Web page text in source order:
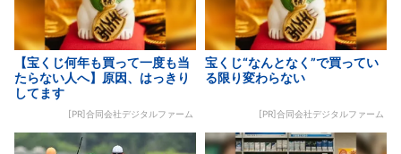
【宝くじ何年も買って一度も当
たらない人へ】原因、はっきり
してます
[PR]合同会社デジタルファーム
宝くじ“なんとなく”で買ってい
る限り変わらない
[PR]合同会社デジタルファーム